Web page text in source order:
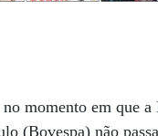
no momento em que
(Bovespa) não